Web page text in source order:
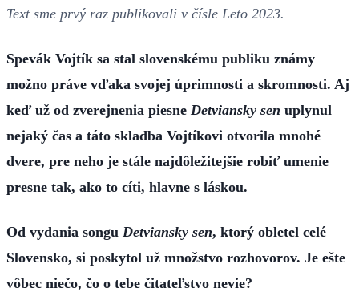
Text sme prvý raz publikovali v čísle Leto 2023.
Spevák Vojtík sa stal slovenskému publiku známy
možno práve vďaka svojej úprimnosti a skromnosti. Aj
keď už od zverejnenia piesne Detviansky sen uplynul
nejaký čas a táto skladba Vojtíkovi otvorila mnohé
dvere, pre neho je stále najdôležitejšie robiť umenie
presne tak, ako to cíti, hlavne s láskou.
Od vydania songu Detviansky sen, ktorý obletel celé
Slovensko, si poskytol už množstvo rozhovorov. Je ešte
vôbec niečo, čo o tebe čitateľstvo nevie?